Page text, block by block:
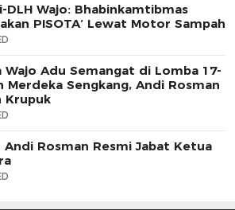
DLH Wajo: Bhabinkamtibmas
PISOTA’ Lewat Motor Sampah
Adu Semangat di Lomba 17-
Merdeka Sengkang, Andi Rosman
Krupuk
Andi Rosman Resmi Jabat Ketua